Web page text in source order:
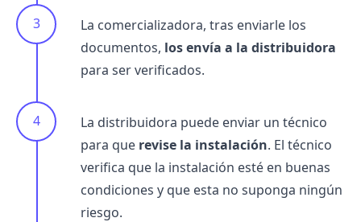
La comercializadora, tras enviarle los
documentos, los envía a la distribuidora
para ser verificados.
La distribuidora puede enviar un técnico
para que revise la instalación. El técnico
verifica que la instalación esté en buenas
condiciones y que esta no suponga ningún
riesgo.